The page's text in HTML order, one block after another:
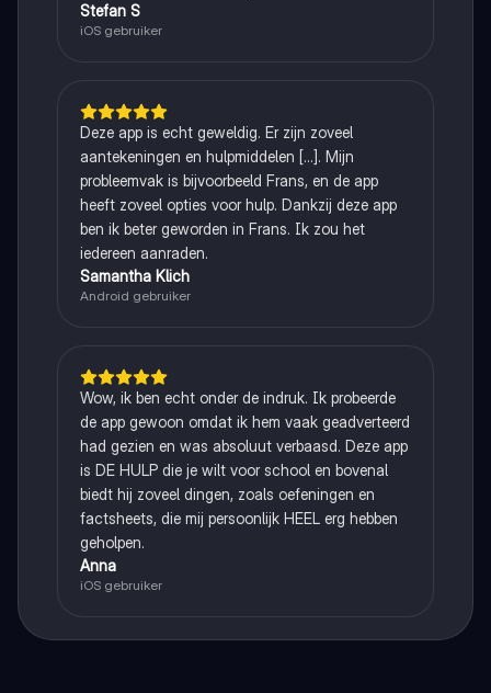
Stefan S
iOS gebruiker
Deze app is echt geweldig. Er zijn zoveel
aantekeningen en hulpmiddelen [...]. Mijn
probleemvak is bijvoorbeeld Frans, en de app
heeft zoveel opties voor hulp. Dankzij deze app
ben ik beter geworden in Frans. Ik zou het
iedereen aanraden.
Samantha Klich
Android gebruiker
Wow, ik ben echt onder de indruk. Ik probeerde
de app gewoon omdat ik hem vaak geadverteerd
had gezien en was absoluut verbaasd. Deze app
is DE HULP die je wilt voor school en bovenal
biedt hij zoveel dingen, zoals oefeningen en
factsheets, die mij persoonlijk HEEL erg hebben
geholpen.
Anna
iOS gebruiker